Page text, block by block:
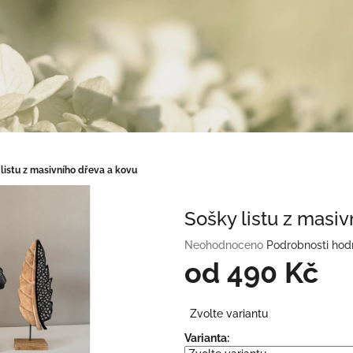
z masivního dřeva a kovu
Sošky listu z
Průměrné
hodnocení
produktu
0,0
5
Neohodnoceno Podrobnosti
od 490 Kč
cena:
Zvolte variantu
Varianta: